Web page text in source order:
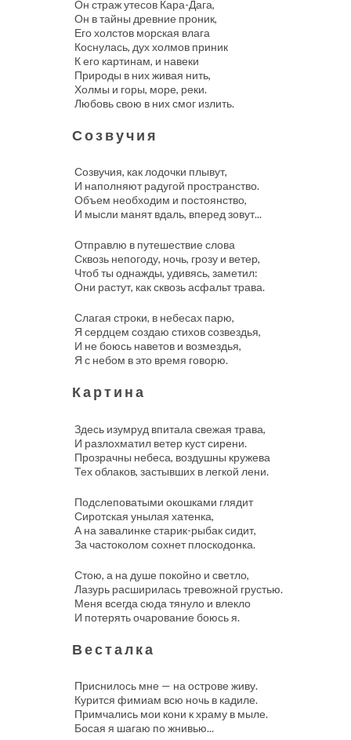
Он страж утесов Кара-Дага,
Он в тайны древние проник,
Его холстов морская влага
Коснулась, дух холмов приник
К его картинам, и навеки
Природы в них живая нить,
Холмы и горы, море, реки.
Любовь свою в них смог излить.
Созвучия
Созвучия, как лодочки плывут,
И наполняют радугой пространство.
Объем необходим и постоянство,
И мысли манят вдаль, вперед зовут...
Отправлю в путешествие слова
Сквозь непогоду, ночь, грозу и ветер,
Чтоб ты однажды, удивясь, заметил:
Они растут, как сквозь асфальт трава.
Слагая строки, в небесах парю,
Я сердцем создаю стихов созвездья,
И не боюсь наветов и возмездья,
Я с небом в это время говорю.
Картина
Здесь изумруд впитала свежая трава,
И разлохматил ветер куст сирени.
Прозрачны небеса, воздушны кружева
Тех облаков, застывших в легкой лени.
Подслеповатыми окошками глядит
Сиротская унылая хатенка,
А на завалинке старик-рыбак сидит,
За частоколом сохнет плоскодонка.
Стою, а на душе покойно и светло,
Лазурь расширилась тревожной грустью.
Меня всегда сюда тянуло и влекло
И потерять очарование боюсь я.
Весталка
Приснилось мне — на острове живу.
Курится фимиам всю ночь в кадиле.
Примчались мои кони к храму в мыле.
Босая я шагаю по жнивью...